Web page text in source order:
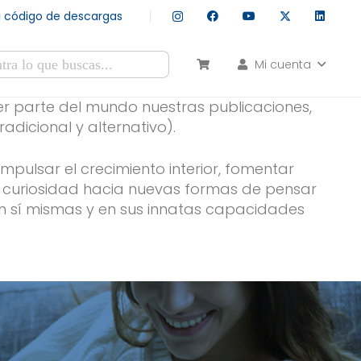
código de descargas
Mi cuenta
parte del mundo nuestras publicaciones,
y alternativo).
el crecimiento interior, fomentar
hacia nuevas formas de pensar
sí mismas y en sus innatas capacidades